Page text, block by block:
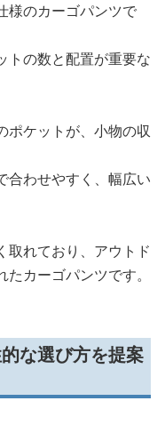
様のカーゴパンツで
トの数と配置が重要な
ポケットが、小物の収
合わせやすく、幅広い
取れており、アウトド
カーゴパンツです。
な選び方を提案